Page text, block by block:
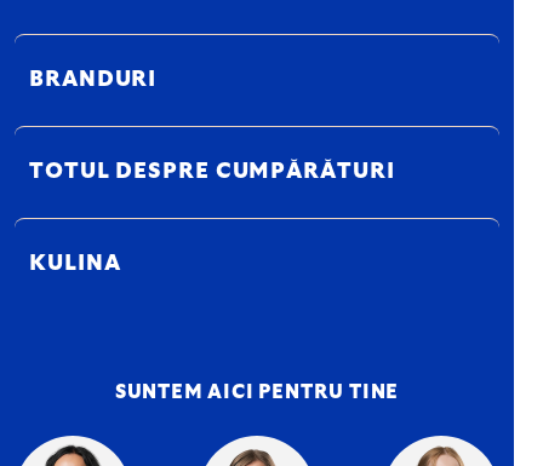
BRANDURI
TOTUL DESPRE CUMPĂRĂTURI
KULINA
SUNTEM AICI PENTRU TINE